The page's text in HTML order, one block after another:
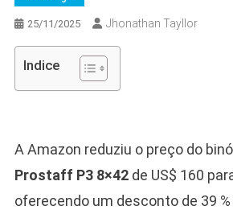
25/11/2025 Jhonathan Tayllor
Indice
A Amazon reduziu o preço do
Prostaff P3 8×42de US$ 160
oferecendo um desconto de 39